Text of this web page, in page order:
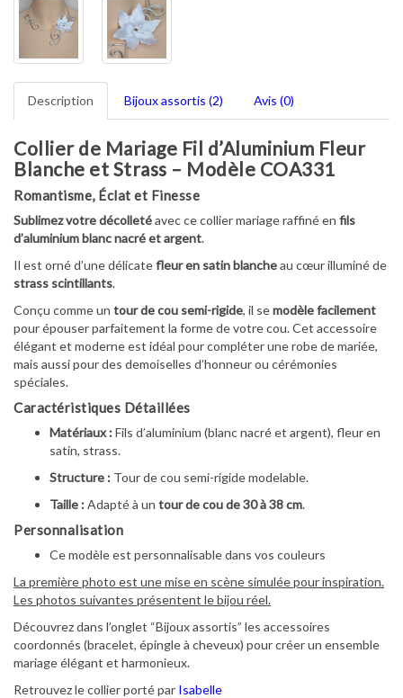
Description Bijoux assortis (2) Avis (0)
Collier de Mariage Fil d’Aluminium Fleur
Blanche et Strass – Modèle COA331
Romantisme, Éclat et Finesse
Sublimez votre décolletéavec ce collier mariage raffiné en fils
d’aluminium blanc nacré et argent.
Il est orné d’une délicatefleur en satin blancheau cœur illuminé de
strass scintillants.
Conçu comme un tour de cou semi-rigide, il semodèle facilement
pour épouser parfaitement la forme de votre cou. Cet accessoire
élégant et moderne est idéal pour compléter une robe de mariée,
mais aussi pour des demoiselles d’honneur ou cérémonies
spéciales.
Caractéristiques Détaillées
Matériaux :Fils d’aluminium (blanc nacré et argent), fleur en
satin, strass.
Structure : Tour de cou semi-rigide modelable.
Taille :Adapté à un tour de cou de 30 à 38 cm.
Personnalisation
Ce modèle est personnalisable dans vos couleurs
La première photo est une mise en scène simulée pour inspiration.
Les photos suivantes présentent le bijou réel.
Découvrez dans l’onglet “Bijoux assortis” les accessoires
coordonnés (bracelet, épingle à cheveux) pour créer un ensemble
mariage élégant et harmonieux.
Retrouvez le collier porté par Isabelle